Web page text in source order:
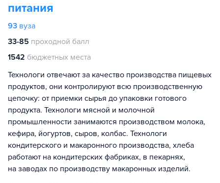
питания
93 вуза
33-85 проходной балл
1542 бюджетных места
Технологи отвечают за качество производства пищевых
продуктов, они контролируют всю производственную
цепочку: от приемки сырья до упаковки готового
продукта. Технологи мясной и молочной
промышленности занимаются производством молока,
кефира, йогуртов, сыров, колбас. Технологи
кондитерского и макаронного производства, хлеба
работают на кондитерских фабриках, в пекарнях,
на заводах по производству макаронных изделий.